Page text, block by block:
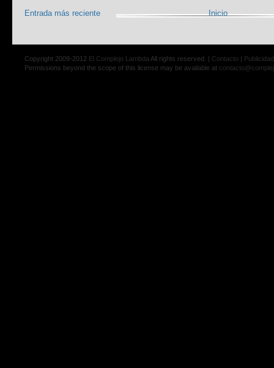
Entrada más reciente Inicio
Copyright 2009-2012 El Complejo Lambda All rights reserved. | Contacto | Publicidad
Permissions beyond the scope of this license may be available at